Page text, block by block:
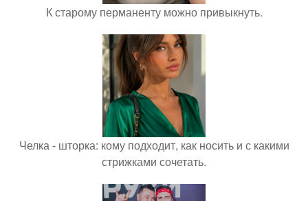
К старому перманенту можно привыкнуть.
Челка - шторка: кому подходит, как носить и с какими
стрижками сочетать.